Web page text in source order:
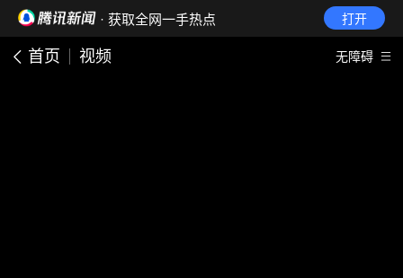
· 获取全网一手热点 打开
首页 视频 无障碍